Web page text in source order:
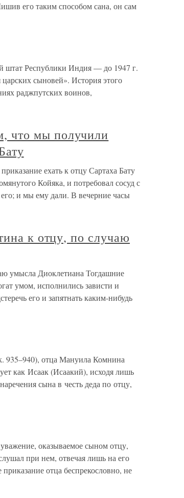
его таким способом сана, он сам
штат Республики Индия — до 1947 г.
сыновей». История этого
раджпутских воинов,
мы получили
ехать к отцу Сартаха Бату
Койяка, и потребовал сосуд с
и мы ему дали. В вечерние часы
к отцу, по случаю
умысла Диоклетиана Тогдашние
умом, исполнились зависти и
его и запятнать каким-нибудь
935–940), отца Мануила Комнина
как Исаак (Исаакий), исходя лишь
сына в честь деда по отцу,
оказываемое сыном отцу,
при нем, отвечая лишь на его
отца беспрекословно, не